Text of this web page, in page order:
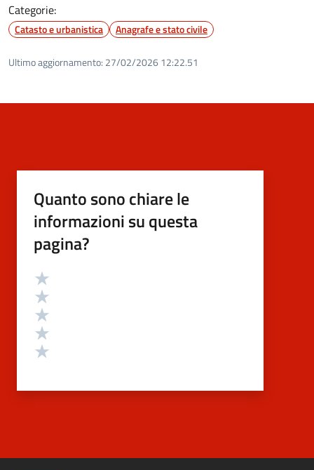
Categorie:
Catasto e urbanistica Anagrafe e stato civile
Ultimo aggiornamento: 27/02/2026 12:22.51
Quanto sono chiare le
informazioni su questa
pagina?
Valutazione